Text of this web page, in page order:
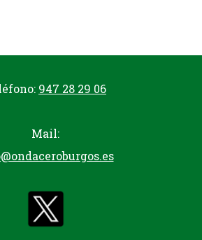
947 28 29 06
Mail: